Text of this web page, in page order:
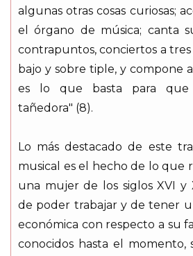
algunas otras cosas curiosas;
el órgano de música; canta
contrapuntos, conciertos a
bajo y sobre tiple, y compone
es lo que basta para que
tañedora" (8).
Lo más destacado de este
musical es el hecho de lo que
una mujer de los siglos XVI y
de poder trabajar y de tener
económica con respecto a su
conocidos hasta el